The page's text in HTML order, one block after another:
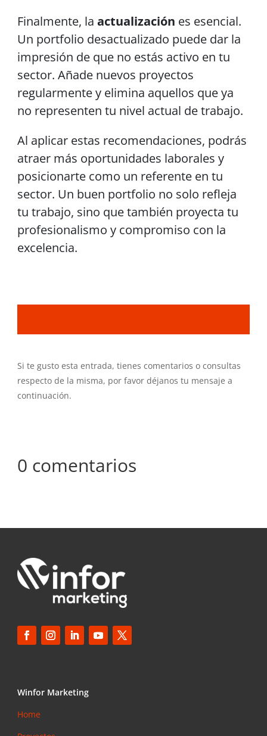
Finalmente, laactualización es esencial.
Un portfolio desactualizado puede dar la
impresión de que no estás activo en tu
sector. Añade nuevos proyectos
regularmente y elimina aquellos que ya
no representen tu nivel actual de trabajo.
Al aplicar estas recomendaciones, podrás
atraer más oportunidades laborales y
posicionarte como un referente en tu
sector. Un buen portfolio no solo refleja
tu trabajo, sino que también proyecta tu
profesionalismo y compromiso con la
excelencia.
Si te gusto esta entrada, tienes comentarios o consultas
respecto de la misma, por favor déjanos tu mensaje a
continuación.
0 comentarios
Winfor Marketing
Home